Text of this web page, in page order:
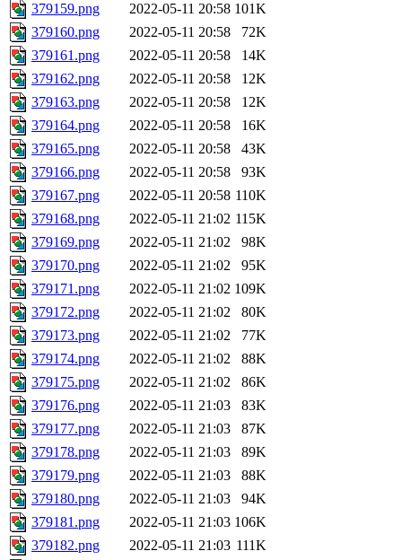
379159.png
2022-05-11 20:58 101K
379160.png
2022-05-11 20:58
72K
379161.png
2022-05-11 20:58
14K
379162.png
2022-05-11 20:58
12K
379163.png
2022-05-11 20:58
12K
379164.png
2022-05-11 20:58
16K
379165.png
2022-05-11 20:58
43K
379166.png
2022-05-11 20:58
93K
379167.png
2022-05-11 20:58 110K
379168.png
2022-05-11 21:02 115K
379169.png
2022-05-11 21:02
98K
379170.png
2022-05-11 21:02
95K
379171.png
2022-05-11 21:02 109K
379172.png
2022-05-11 21:02
80K
379173.png
2022-05-11 21:02
77K
379174.png
2022-05-11 21:02
88K
379175.png
2022-05-11 21:02
86K
379176.png
2022-05-11 21:03
83K
379177.png
2022-05-11 21:03
87K
379178.png
2022-05-11 21:03
89K
379179.png
2022-05-11 21:03
88K
379180.png
2022-05-11 21:03
94K
379181.png
2022-05-11 21:03 106K
379182.png
2022-05-11 21:03 111K